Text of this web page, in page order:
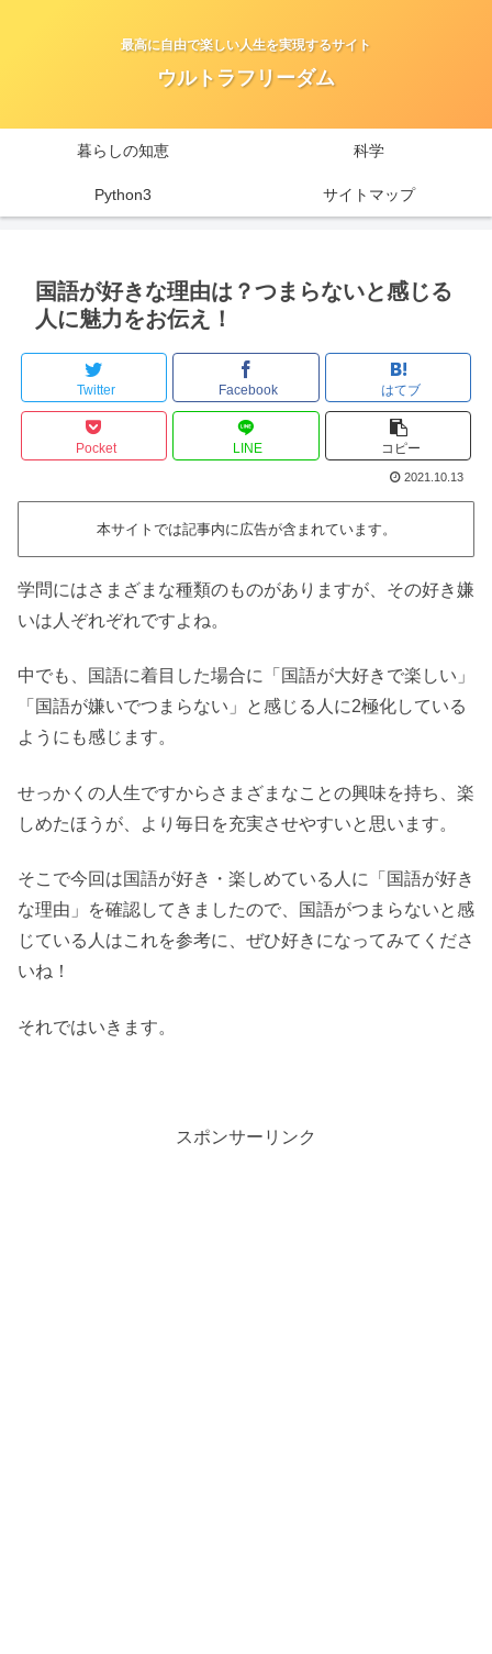
最高に自由で楽しい人生を実現するサイト
ウルトラフリーダム
暮らしの知恵 科学
Python3 サイトマップ
国語が好きな理由は？つまらないと感じる
人に魅力をお伝え！
Twitter Facebook はてブ
Pocket LINE コピー
2021.10.13
本サイトでは記事内に広告が含まれています。
学問にはさまざまな種類のものがありますが、その好き嫌
いは人ぞれぞれですよね。
中でも、国語に着目した場合に「国語が大好きで楽しい」
「国語が嫌いでつまらない」と感じる人に2極化している
ようにも感じます。
せっかくの人生ですからさまざまなことの興味を持ち、楽
しめたほうが、より毎日を充実させやすいと思います。
そこで今回は国語が好き・楽しめている人に「国語が好き
な理由」を確認してきましたので、国語がつまらないと感
じている人はこれを参考に、ぜひ好きになってみてくださ
いね！
それではいきます。
スポンサーリンク